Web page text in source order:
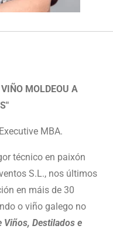
MOLDEOU A
MBA.
técnico en paixón
S.L., nos últimos
en máis de 30
o viño galego no
Viños, Destilados e